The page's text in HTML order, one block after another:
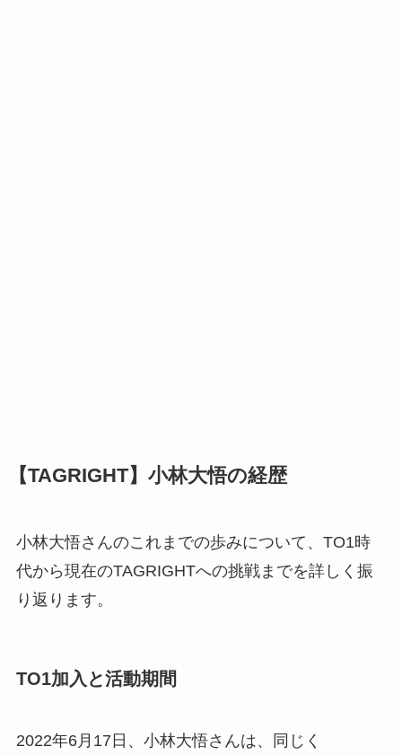
【TAGRIGHT】小林大悟の経歴
小林大悟さんのこれまでの歩みについて、TO1時
代から現在のTAGRIGHTへの挑戦までを詳しく振
り返ります。
TO1加入と活動期間
2022年6月17日、小林大悟さんは、同じく